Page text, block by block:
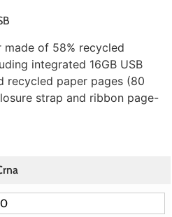
of 58% recycled
integrated 16GB USB
recycled paper pages (80
strap and ribbon page-